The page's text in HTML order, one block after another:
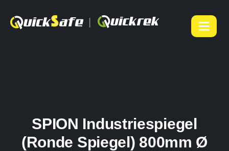
SPION Industriespiegel
(ronde Spiegel) 800mm Ø